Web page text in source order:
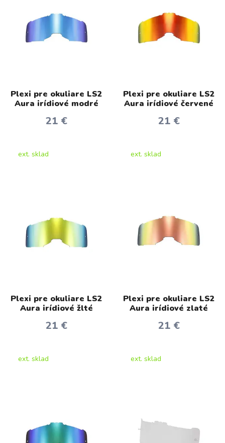
Plexi pre okuliare LS2
Aura irídiové modré
21 €
ext. sklad
Plexi pre okuliare LS2
Aura irídiové červené
21 €
ext. sklad
Plexi pre okuliare LS2
Aura irídiové žlté
21 €
ext. sklad
Plexi pre okuliare LS2
Aura irídiové zlaté
21 €
ext. sklad